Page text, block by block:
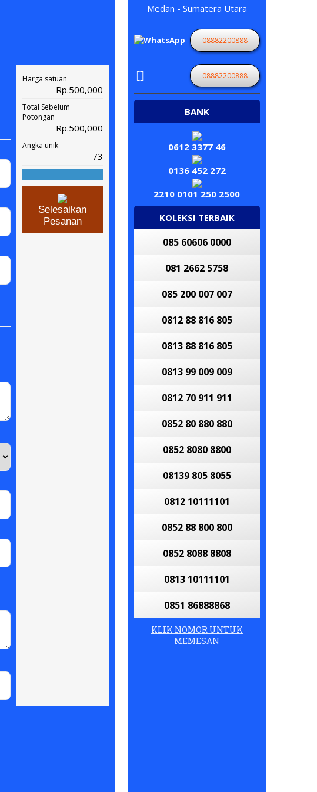
Harga satuan
Rp.500,000
Total Sebelum
Potongan
Rp.500,000
Angka unik
73
Selesaikan
Pesanan
Medan - Sumatera Utara
08882200888
08882200888
BANK
0612 3377 46
0136 452 272
2210 0101 250 2500
KOLEKSI TERBAIK
085 60606 0000
081 2662 5758
085 200 007 007
0812 88 816 805
0813 88 816 805
0813 99 009 009
0812 70 911 911
0852 80 880 880
0852 8080 8800
08139 805 8055
0812 10111101
0852 88 800 800
0852 8088 8808
0813 10111101
0851 86888868
KLIK NOMOR UNTUK
MEMESAN